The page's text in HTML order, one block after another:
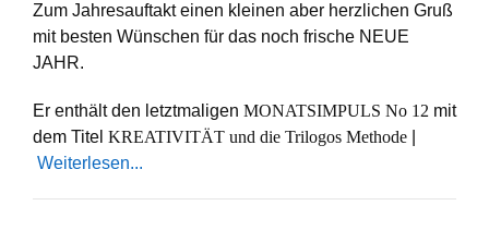
Zum Jahresauftakt einen kleinen aber herzlichen Gruß
mit besten Wünschen für das noch frische NEUE
JAHR.
Er enthält den letztmaligen MONATSIMPULS No 12 mit
dem Titel KREATIVITÄT und die Trilogos Methode
Weiterlesen...